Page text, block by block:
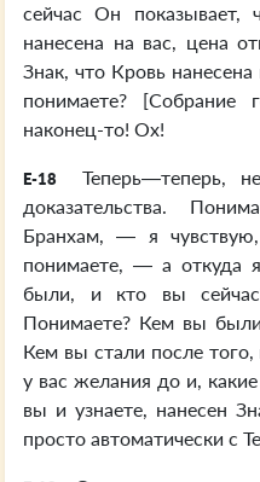
сейчас Он
нанесена на вас, цена
Знак, что Кровь
понимаете? [Собрание
наконец-то! Ох!
E-18
Теперь—теперь,
доказательства.
Бранхам, — я
понимаете, — а откуда
были, и кто вы
Понимаете? Кем вы
Кем вы стали после
у вас желания до и,
вы и узнаете, нанесен
просто автоматически с